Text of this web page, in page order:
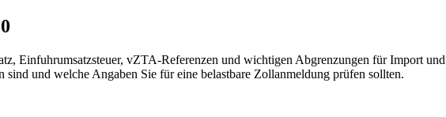
vZTA-Referenzen und wichtigen Abgrenzungen für Import und
und welche Angaben Sie für eine belastbare Zollanmeldung prüfen sollten.